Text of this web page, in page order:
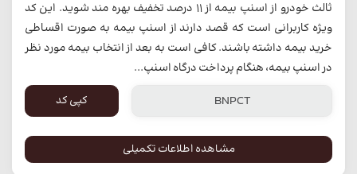
ثالث خودرو از اسنپ بیمه از 11 درصد تخفیف بهره مند شوید. این کد
ویژه کاربرانی است که قصد دارند از اسنپ بیمه به صورت اقساطی
خرید بیمه داشته باشند. کافی است به بعد از انتخاب بیمه مورد نظر
در اسنپ بیمه، هنگام پرداخت درگاه اسنپ...
کپی کد
مشاهده اطلاعات تکمیلی